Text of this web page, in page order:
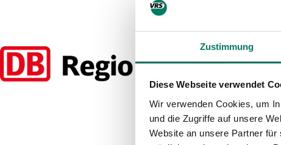
Zustimmung
Diese Webseite verwendet
Wir verwenden Cookies, um
und die Zugriffe auf unsere
Website an unsere Partner